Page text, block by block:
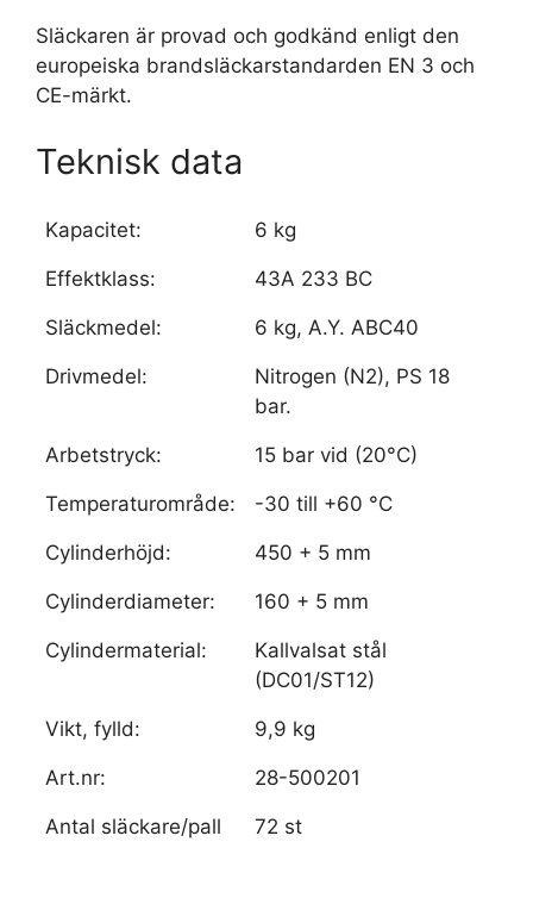
Släckaren är provad och godkänd enligt den
europeiska brandsläckarstandarden EN 3 och
CE-märkt.
Teknisk data
Kapacitet: 6 kg
Effektklass: 43A 233 BC
Släckmedel: 6 kg, A.Y. ABC40
Drivmedel:
Nitrogen (N2), PS 18
bar.
Arbetstryck: 15 bar vid (20°C)
Temperaturområde: -30 till +60 °C
Cylinderhöjd: 450 + 5 mm
Cylinderdiameter: 160 + 5 mm
Cylindermaterial:
Kallvalsat stål
(DC01/ST12)
Vikt, fylld: 9,9 kg
Art.nr: 28-500201
Antal släckare/pall 72 st